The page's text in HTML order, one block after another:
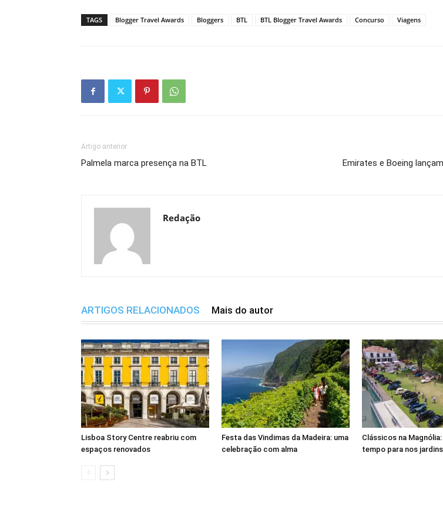
TAGS Blogger Travel Awards Bloggers BTL BTL Blogger Travel Awards Concurso Viagens
Artigo anterior
Palmela marca presença na BTL Emirates e Boeing
Redação
ARTIGOS RELACIONADOS Mais do autor
Lisboa Story Centre reabriu com
espaços renovados
Festa das Vindimas da Madeira: uma
celebração com alma
Clássicos na
tempo para nos